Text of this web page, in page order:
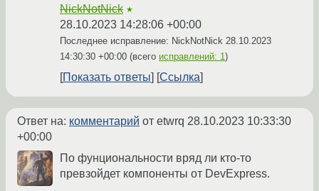
NickNotNick ★
28.10.2023 14:28:06 +00:00
Последнее исправление: NickNotNick 28.10.2023
14:30:30 +00:00 (всего исправлений: 1)
Показать ответы Ссылка
Ответ на: комментарий от etwrq 28.10.2023 10:33:30
+00:00
По фунциональности вряд ли кто-то
превзойдет компоненты от DevExpress.